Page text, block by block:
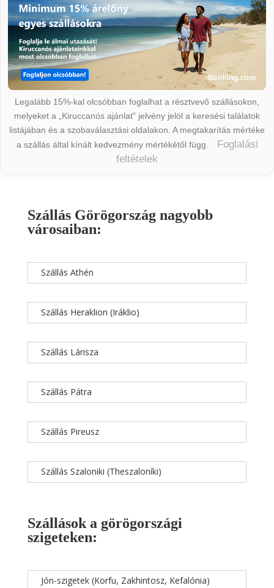
Legalább 15%-kal olcsóbban foglalhat a résztvevő szállásokon,
melyeket a „Kiruccanós ajánlat” jelvény jelöl a keresési találatok
listájában és a szobaválasztási oldalakon. A megtakarítás mértéke
a szállás által kínált kedvezmény mértékétől függ.
Foglalási
feltételek
Szállás Görögország nagyobb
városaiban:
Szállás Athén
Szállás Heraklion (Iráklio)
Szállás Lárisza
Szállás Pátra
Szállás Pireusz
Szállás Szaloniki (Theszaloníki)
Szállások a görögországi
szigeteken:
Jón-szigetek (Korfu, Zakhintosz, Kefalónia)